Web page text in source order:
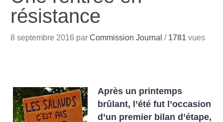
résistance
8 septembre 2016 parCommission Journal / 1781 vues
Après un printemps
brûlant, l’été fut l’occasion
d’un premier bilan d’étape,